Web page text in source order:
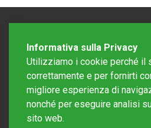
Informativa sulla Privacy
Utilizziamo i cookie perché il
correttamente e per fornirti
migliore esperienza di
nonché per eseguire analisi
sito web.